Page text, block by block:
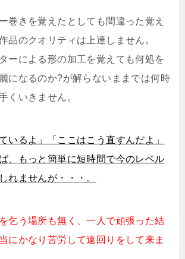
巻きを覚えたとしても間違った覚え
品のクオリティは上達しません。
ーによる形の加工を覚えても何処を
になるのか?が解らないままでは何時
くいきません。
いるよ」「ここはこう直すんだよ」
、もっと簡単に短時間で今のレベル
れませんが・・・。
乞う場所も無く、一人で頑張った結
にかなり苦労して遠回りをして来ま